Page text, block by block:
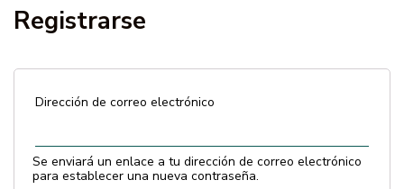
Contacto
Reseñas
Registrarse
Dirección de correo electrónico
Se enviará un enlace a tu dirección de correo electrónico
para establecer una nueva contraseña.